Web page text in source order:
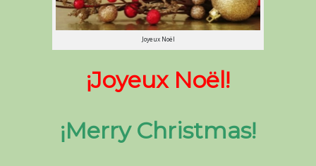
Joyeux Noël
¡Joyeux Noël!
¡Merry Christmas!